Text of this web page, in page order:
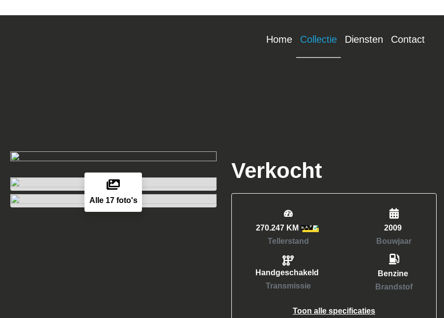
Home Collectie Diensten Contact
Alle 17 foto's
Verkocht
270.247 KM
Tellerstand
Handgeschakeld
Transmissie
2009
Bouwjaar
Benzine
Brandstof
Toon alle specificaties